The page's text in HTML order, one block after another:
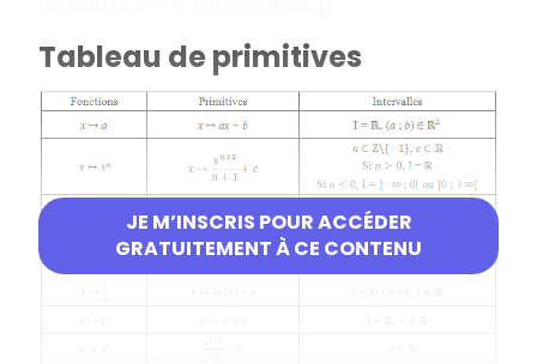
JE M’INSCRIS POUR ACCÉDER
GRATUITEMENT À CE CONTENU
Tableau de primitives